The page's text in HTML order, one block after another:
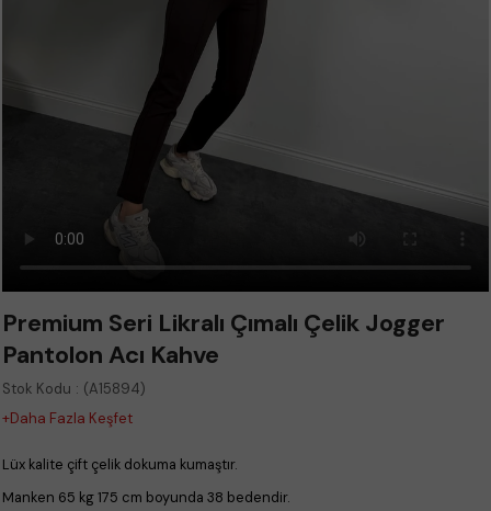
Premium Seri Likralı Çımalı Çelik Jogger
Pantolon Acı Kahve
Stok Kodu
(A15894)
+Daha Fazla Keşfet
Lüx kalite çift çelik dokuma kumaştır.
Manken 65 kg 175 cm boyunda 38 bedendir.